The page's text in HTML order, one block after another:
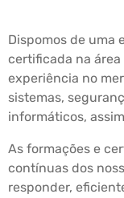
Dispomos de uma
certificada na
experiência no
sistemas,
informáticos,
As formações e
contínuas dos
responder,